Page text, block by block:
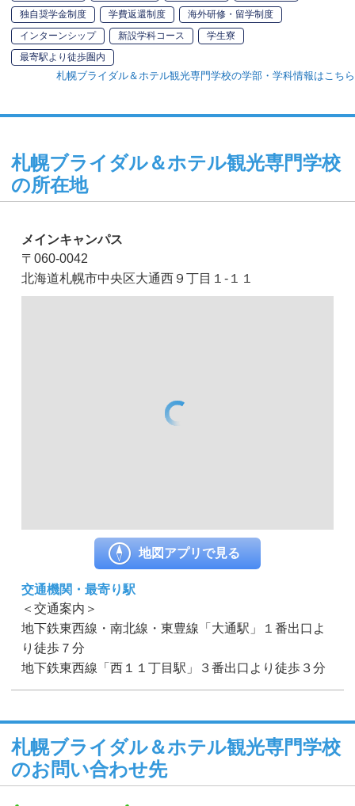
独自奨学金制度 学費返還制度
海外研修・留学制度
インターンシップ
新設学科コース
学生寮
最寄駅より徒歩圏内
札幌ブライダル＆ホテル観光専門学校の学部・学科情報はこちら
札幌ブライダル＆ホテル観光専門学校
の所在地
メインキャンパス
〒060-0042
北海道札幌市中央区大通西９丁目１-１１
地図アプリで見る
交通機関・最寄り駅
＜交通案内＞
地下鉄東西線・南北線・東豊線「大通駅」１番出口よ
り徒歩７分
地下鉄東西線「西１１丁目駅」３番出口より徒歩３分
札幌ブライダル＆ホテル観光専門学校
のお問い合わせ先